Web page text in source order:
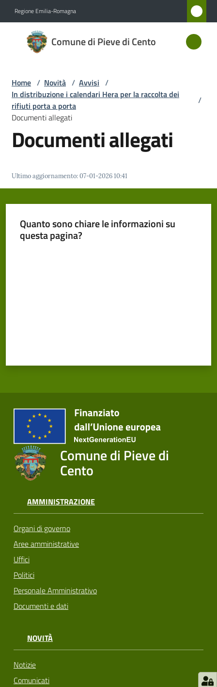
Regione Emilia-Romagna
Comune di Pieve di Cento
Comune
di Pieve
Amministrazione
Novità
Menu selezionato
di
Cento
Home / Novità / Avvisi /
In distribuzione i calendari Hera per la raccolta dei
rifiuti porta a porta
/
Documenti allegati
Documenti allegati
Ultimo aggiornamento:07-01-2026 10:41
Quanto sono chiare le informazioni su
questa pagina?
Comune di Pieve di
Cento
AMMINISTRAZIONE
Organi di governo
Aree amministrative
Uffici
Politici
Personale Amministrativo
Documenti e dati
NOVITÀ
Notizie
Comunicati